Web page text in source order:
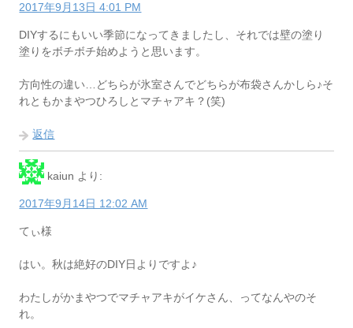
2017年9月13日 4:01 PM
DIYするにもいい季節になってきましたし、それでは壁の塗り
塗りをボチボチ始めようと思います。
方向性の違い…どちらが氷室さんでどちらが布袋さんかしら♪そ
れともかまやつひろしとマチャアキ？(笑)
返信
kaiun より:
2017年9月14日 12:02 AM
てぃ様
はい。秋は絶好のDIY日よりですよ♪
わたしがかまやつでマチャアキがイケさん、ってなんやのそ
れ。